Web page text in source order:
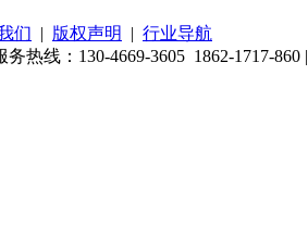
们 | 版权声明 | 行业导航
务热线：130-4669-3605 1862-1717-860 |